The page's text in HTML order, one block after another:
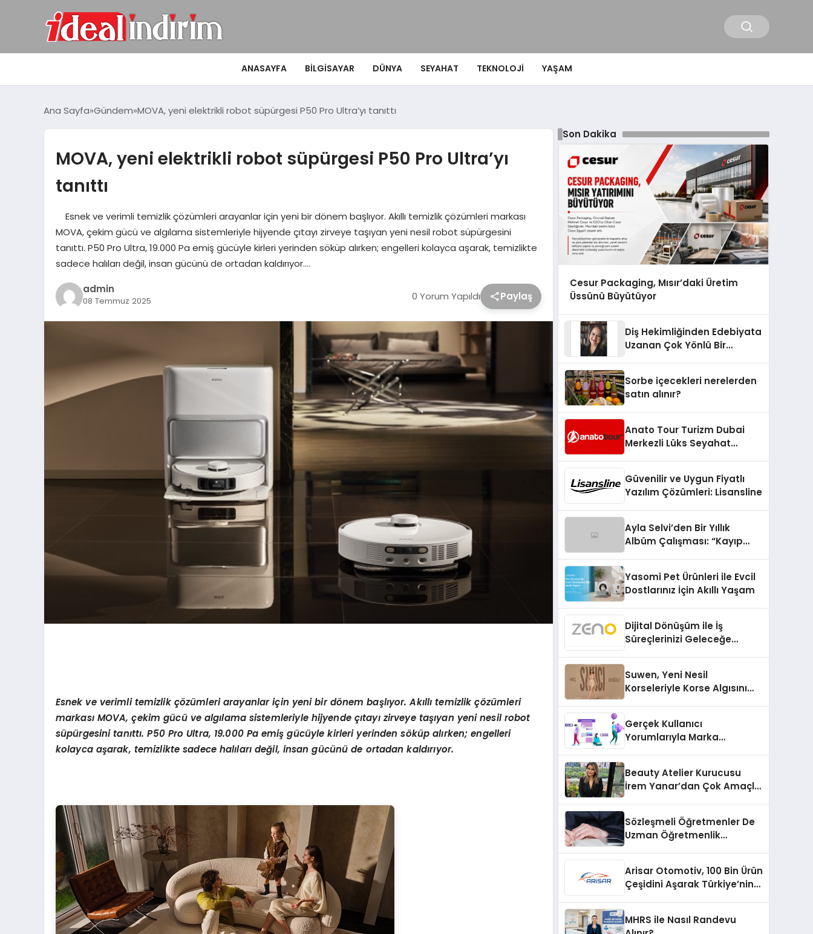
ANASAYFA BILGISAYAR DÜNYA SEYAHAT TEKNOLOJI YAŞAM
Ana Sayfa Gündem MOVA, yeni elektrikli robot süpürgesi P50 Pro Ultra’yı tanıttı
MOVA, yeni elektrikli robot süpürgesi P50 Pro Ultra’yı
tanıttı
Esnek ve verimli temizlik çözümleri arayanlar için yeni bir dönem başlıyor. Akıllı temizlik çözümleri markası
MOVA, çekim gücü ve algılama sistemleriyle hijyende çıtayı zirveye taşıyan yeni nesil robot süpürgesini
tanıttı. P50 Pro Ultra, 19.000 Pa emiş gücüyle kirleri yerinden söküp alırken; engelleri kolayca aşarak, temizlikte
sadece halıları değil, insan gücünü de ortadan kaldırıyor….
admin
08 Temmuz 2025 0 Yorum Yapıldı Paylaş
Esnek ve verimli temizlik çözümleri arayanlar için yeni bir dönem başlıyor. Akıllıtemizlikçözümleri
markası MOVA,çekim gücü ve algılama sistemleriyle hijyende çıtayı zirveye taşıyan yeni nesil robot
süpürgesini tanıttı. P50 Pro Ultra, 19.000 Pa emişgücüyle kirleri yerinden söküp alırken; engelleri
kolayca aşarak, temizlikte sadece halıları değil, insan gücünüde ortadan kaldırıyor.
Son Dakika
Cesur Packaging, Mısır’daki Üretim
Üssünü Büyütüyor
Diş Hekimliğinden Edebiyata
Uzanan Çok Yönlü Bir
Sorbe içecekleri nerelerden
satın alınır?
Anato Tour Turizm Dubai
Merkezli Lüks Seyahat
Güvenilir ve Uygun Fiyatlı
Yazılım Çözümleri: Lisansline
Ayla Selvi’den Bir Yıllık
Albüm Çalışması: “Kayıp
Yasomi Pet Ürünleri ile Evcil
Dostlarınız İçin Akıllı Yaşam
Dijital Dönüşüm ile İş
Süreçlerinizi Geleceğe
Suwen, Yeni Nesil
Korseleriyle Korse Algısını
Gerçek Kullanıcı
Yorumlarıyla Marka
Beauty Atelier Kurucusu
İrem Yanar’dan Çok Amaçlı
Sözleşmeli Öğretmenler De
Uzman Öğretmenlik
Arisar Otomotiv, 100 Bin Ürün
Çeşidini Aşarak Türkiye’nin
Platformlarından Biri Oldu
MHRS ile Nasıl Randevu